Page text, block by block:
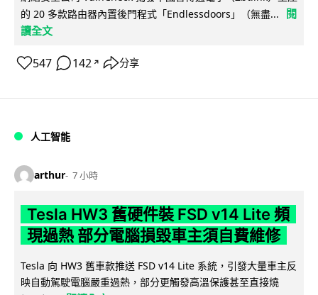
的 20 多款路由器內置後門程式「Endlessdoors」（無盡...
閱
讀全文
547 142 ↗ 分享
人工智能
arthur 7 小時
Tesla HW3 舊硬件裝 FSD v14 Lite 頻
現過熱 部分電腦損毀車主須自費維修
Tesla 向 HW3 舊車款推送 FSD v14 Lite 系統，引發大量車主反
映自動駕駛電腦嚴重過熱，部分更觸發高溫保護甚至直接燒